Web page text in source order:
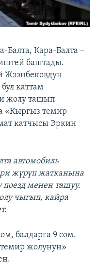
Балта, Кара-Балта –
баштады.
Жээнбековдун
каттам
жолу ташып
«Кыргыз темир
катчысы Эркин
автомобиль
жүрүп жатканына
менен ташуу.
чыгып, кайра
балдарга 9 сом.
жолунун»